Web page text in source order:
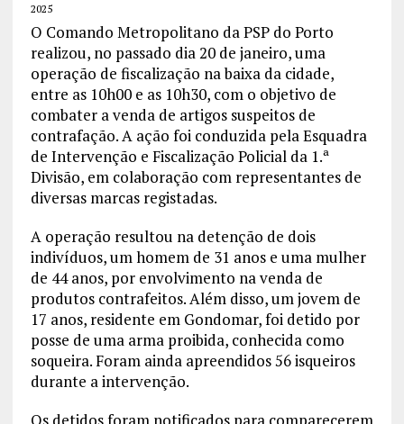
2025
O Comando Metropolitano da PSP do Porto
realizou, no passado dia 20 de janeiro, uma
operação de fiscalização na baixa da cidade,
entre as 10h00 e as 10h30, com o objetivo de
combater a venda de artigos suspeitos de
contrafação. A ação foi conduzida pela Esquadra
de Intervenção e Fiscalização Policial da 1.ª
Divisão, em colaboração com representantes de
diversas marcas registadas.
A operação resultou na detenção de dois
indivíduos, um homem de 31 anos e uma mulher
de 44 anos, por envolvimento na venda de
produtos contrafeitos. Além disso, um jovem de
17 anos, residente em Gondomar, foi detido por
posse de uma arma proibida, conhecida como
soqueira. Foram ainda apreendidos 56 isqueiros
durante a intervenção.